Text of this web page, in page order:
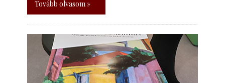
Tovább olvasom »